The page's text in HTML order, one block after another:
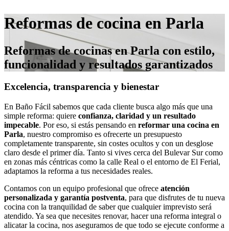
Reformas de cocina en Parla
Reformas de cocinas en Parla con estilo,
funcionalidad y resultados garantizados
Excelencia, transparencia y bienestar
En Baño Fácil sabemos que cada cliente busca algo más que una
simple reforma: quiere confianza, claridad y un resultado
impecable. Por eso, si estás pensando en reformar una cocina en
Parla, nuestro compromiso es ofrecerte un presupuesto
completamente transparente, sin costes ocultos y con un desglose
claro desde el primer día. Tanto si vives cerca del Bulevar Sur como
en zonas más céntricas como la calle Real o el entorno de El Ferial,
adaptamos la reforma a tus necesidades reales.
Contamos con un equipo profesional que ofrece atención
personalizada y garantía postventa, para que disfrutes de tu nueva
cocina con la tranquilidad de saber que cualquier imprevisto será
atendido. Ya sea que necesites renovar, hacer una reforma integral o
alicatar la cocina, nos aseguramos de que todo se ejecute conforme a